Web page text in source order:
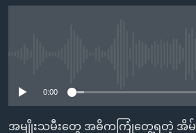
ညွန်း
စာမျက်နှာ
သို့
Learning English
ဗွီအိုအေ လူမှုကွန်ယက်များ
0:00
အမျိုးသမီးတွေ အဓိကကြုံတွေ့ရတဲ့ အိမ်